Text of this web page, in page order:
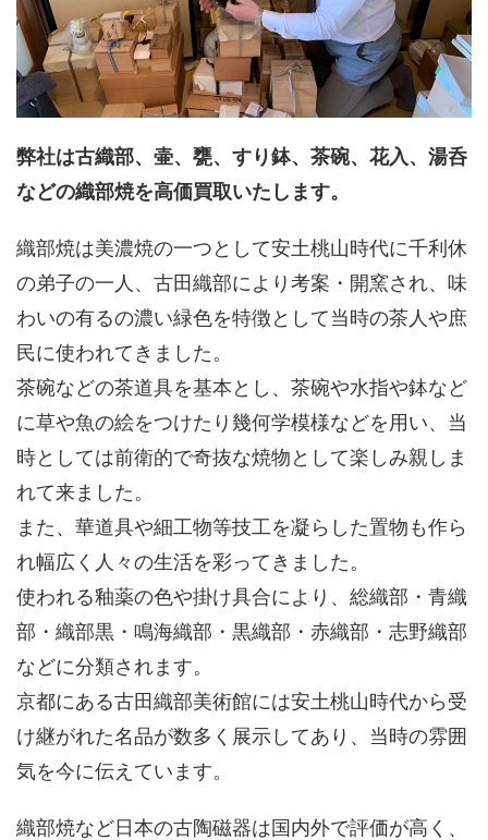
弊社は古織部、壷、甕、すり鉢、茶碗、花入、湯呑
などの織部焼を高価買取いたします。
織部焼は美濃焼の一つとして安土桃山時代に千利休
の弟子の一人、古田織部により考案・開窯され、味
わいの有るの濃い緑色を特徴として当時の茶人や庶
民に使われてきました。
茶碗などの茶道具を基本とし、茶碗や水指や鉢など
に草や魚の絵をつけたり幾何学模様などを用い、当
時としては前衛的で奇抜な焼物として楽しみ親しま
れて来ました。
また、華道具や細工物等技工を凝らした置物も作ら
れ幅広く人々の生活を彩ってきました。
使われる釉薬の色や掛け具合により、総織部・青織
部・織部黒・鳴海織部・黒織部・赤織部・志野織部
などに分類されます。
京都にある古田織部美術館には安土桃山時代から受
け継がれた名品が数多く展示してあり、当時の雰囲
気を今に伝えています。
織部焼など日本の古陶磁器は国内外で評価が高く、